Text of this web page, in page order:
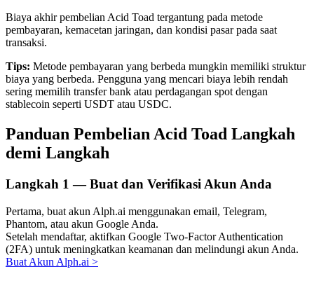
Pinjaman
Layanan pinjaman yang didukung Crypto
Investasi Otomatis
Biaya akhir pembelian Acid Toad tergantung pada metode
pembayaran, kemacetan jaringan, dan kondisi pasar pada saat
transaksi.
Tips: Metode pembayaran yang berbeda mungkin memiliki struktur
biaya yang berbeda. Pengguna yang mencari biaya lebih rendah
sering memilih transfer bank atau perdagangan spot dengan
stablecoin seperti USDT atau USDC.
Panduan Pembelian Acid Toad Langkah
demi Langkah
Langkah 1 —Buat dan Verifikasi Akun Anda
Pertama, buat akun Alph.ai menggunakan email, Telegram,
Phantom, atau akun Google Anda.
Setelah mendaftar, aktifkan Google Two-Factor Authentication
(2FA) untuk meningkatkan keamanan dan melindungi akun Anda.
Buat Akun Alph.ai >